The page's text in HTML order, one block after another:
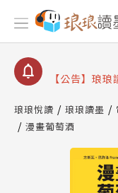
【公告】因
停部分閱讀服
【公告】琅琅
【公告】琅琅
請圖文教學
【公告】琅琅
查詢
【公告】因
停部分閱讀服
琅琅悅讀 琅琅讀墨
漫畫葡萄酒